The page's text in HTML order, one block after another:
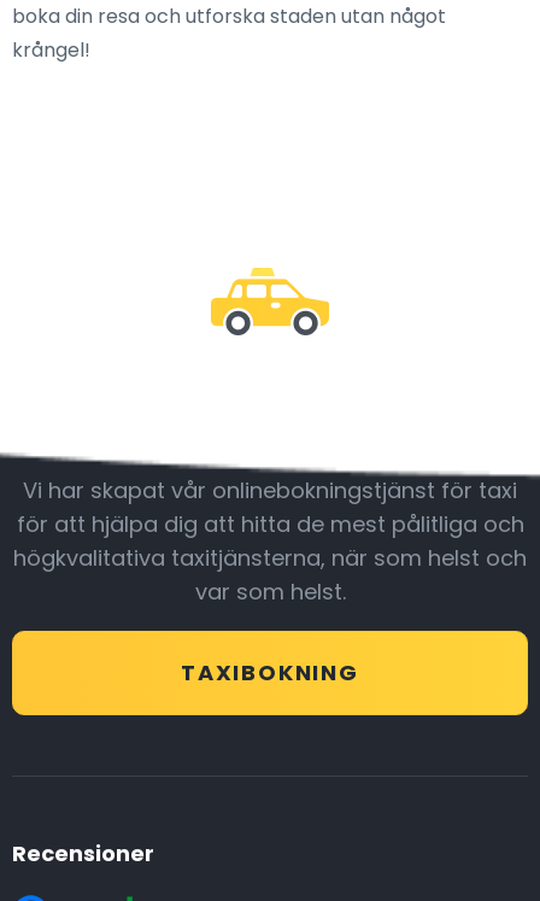
boka din resa och utforska staden utan något
krångel!
Vi har skapat vår onlinebokningstjänst för taxi
för att hjälpa dig att hitta de mest pålitliga och
högkvalitativa taxitjänsterna, när som helst och
var som helst.
TAXIBOKNING
Recensioner